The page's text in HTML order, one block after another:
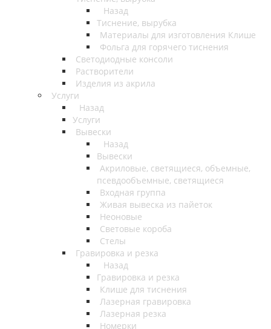
Назад
Тиснение, вырубка
Материалы для изготовления Клише
Фольга для горячего тиснения
Светодиодные консоли
Растворители
Изделия из акрила
Услуги
Назад
Услуги
Вывески
Назад
Вывески
Акриловые, светящиеся, объемные,
псевдообъемные, светящиеся
Входная группа
Живая вывеска из пайеток
Неоновые
Световые короба
Стелы
Гравировка и резка
Назад
Гравировка и резка
Клише для тиснения
Лазерная гравировка
Лазерная резка
Номерки